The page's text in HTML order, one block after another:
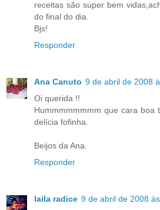
receitas são super bem
do final do dia.
Bjs!
Responder
Ana Canuto 9 de abril de 2008
Oi querida !!
Hummmmmmmm que cara boa
delícia fofinha.
Beijos da Ana.
Responder
laila radice 9 de abril de 2008